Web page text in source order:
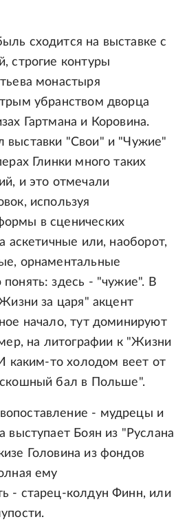
сходится на выставке с
строгие контуры
монастыря
убранством дворца
Гартмана и Коровина.
выставки "Свои" и "Чужие"
Глинки много таких
и это отмечали
используя
в сценических
аскетичные или, наоборот,
орнаментальные
здесь - "чужие". В
за царя" акцент
начало, тут доминируют
на литографии к "Жизни
каким-то холодом веет от
бал в Польше".
- мудрецы и
выступает Боян из "Руслана
Головина из фондов
ему
- старец-колдун Финн, или